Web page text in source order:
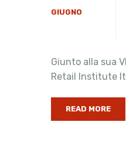
GIUGNO
Giunto alla sua
Retail Institute
READ MORE